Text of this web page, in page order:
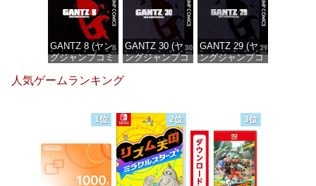
GANTZ 8 (ヤン
グジャンプコミ
GANTZ 30 (ヤ
ングジャンプコ
GANTZ 29 (ヤ
ングジャンプコ
人気ゲームランキング
1位 2位 3位